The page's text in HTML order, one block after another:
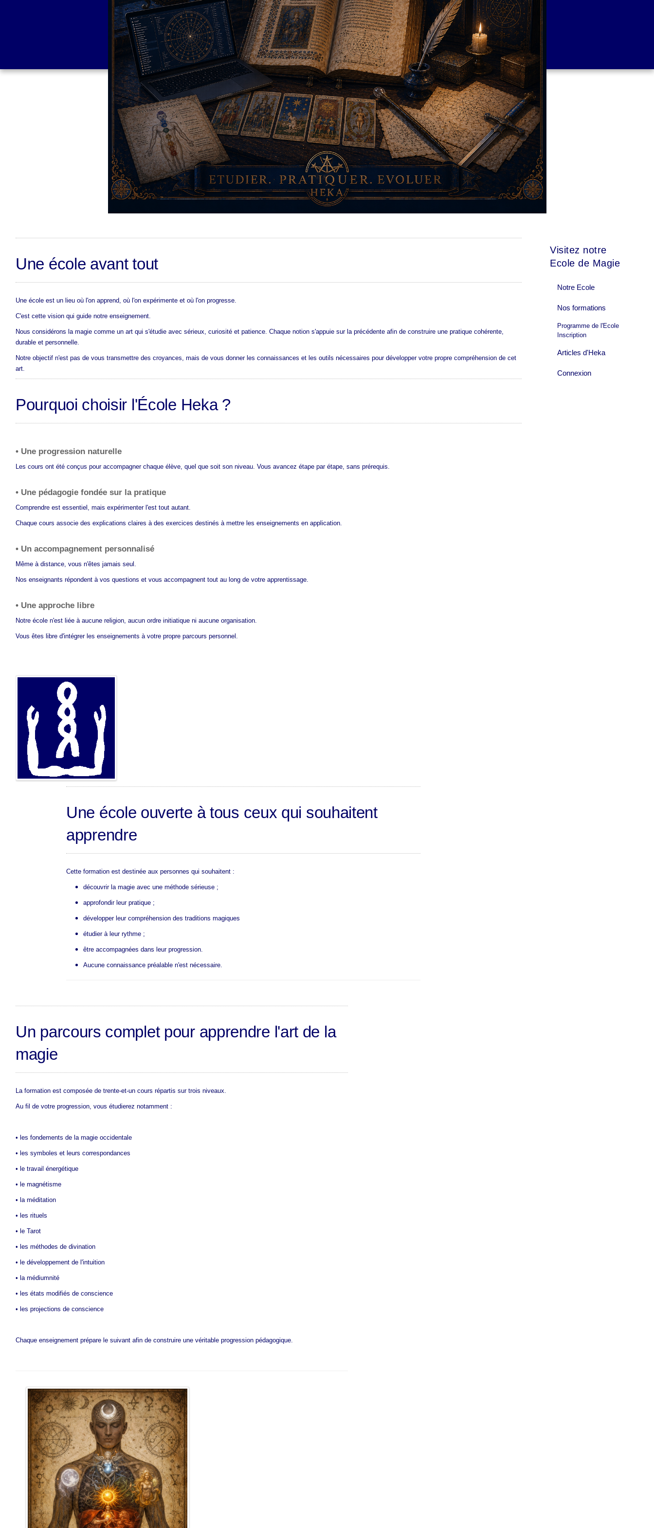
Visitez notre
Ecole de Magie
Notre Ecole
Nos formations
Programme de l'Ecole
Inscription
Articles d'Heka
Connexion
Une école avant tout
Une école est un lieu où l'on apprend, où l'on expérimente et où l'on progresse.
C'est cette vision qui guide notre enseignement.
Nous considérons la magie comme un art qui s'étudie avec sérieux, curiosité et patience. Chaque notion s'appuie sur la précédente afin de construire une pratique cohérente,
durable et personnelle.
Notre objectif n'est pas de vous transmettre des croyances, mais de vous donner les connaissances et les outils nécessaires pour développer votre propre compréhension de cet
art.
Pourquoi choisir l'École Heka ?
• Une progression naturelle
Les cours ont été conçus pour accompagner chaque élève, quel que soit son niveau. Vous avancez étape par étape, sans prérequis.
• Une pédagogie fondée sur la pratique
Comprendre est essentiel, mais expérimenter l'est tout autant.
Chaque cours associe des explications claires à des exercices destinés à mettre les enseignements en application.
• Un accompagnement personnalisé
Même à distance, vous n'êtes jamais seul.
Nos enseignants répondent à vos questions et vous accompagnent tout au long de votre apprentissage.
• Une approche libre
Notre école n'est liée à aucune religion, aucun ordre initiatique ni aucune organisation.
Vous êtes libre d'intégrer les enseignements à votre propre parcours personnel.
Une école ouverte à tous ceux qui souhaitent
apprendre
Cette formation est destinée aux personnes qui souhaitent :
découvrir la magie avec une méthode sérieuse ;
approfondir leur pratique ;
développer leur compréhension des traditions magiques
étudier à leur rythme ;
être accompagnées dans leur progression.
Aucune connaissance préalable n'est nécessaire.
Un parcours complet pour apprendre l'art de la
magie
La formation est composée de trente-et-un cours répartis sur trois niveaux.
Au fil de votre progression, vous étudierez notamment :
• les fondements de la magie occidentale
• les symboles et leurs correspondances
• le travail énergétique
• le magnétisme
• la méditation
• les rituels
• le Tarot
• les méthodes de divination
• le développement de l'intuition
• la médiumnité
• les états modifiés de conscience
• les projections de conscience
Chaque enseignement prépare le suivant afin de construire une véritable progression pédagogique.